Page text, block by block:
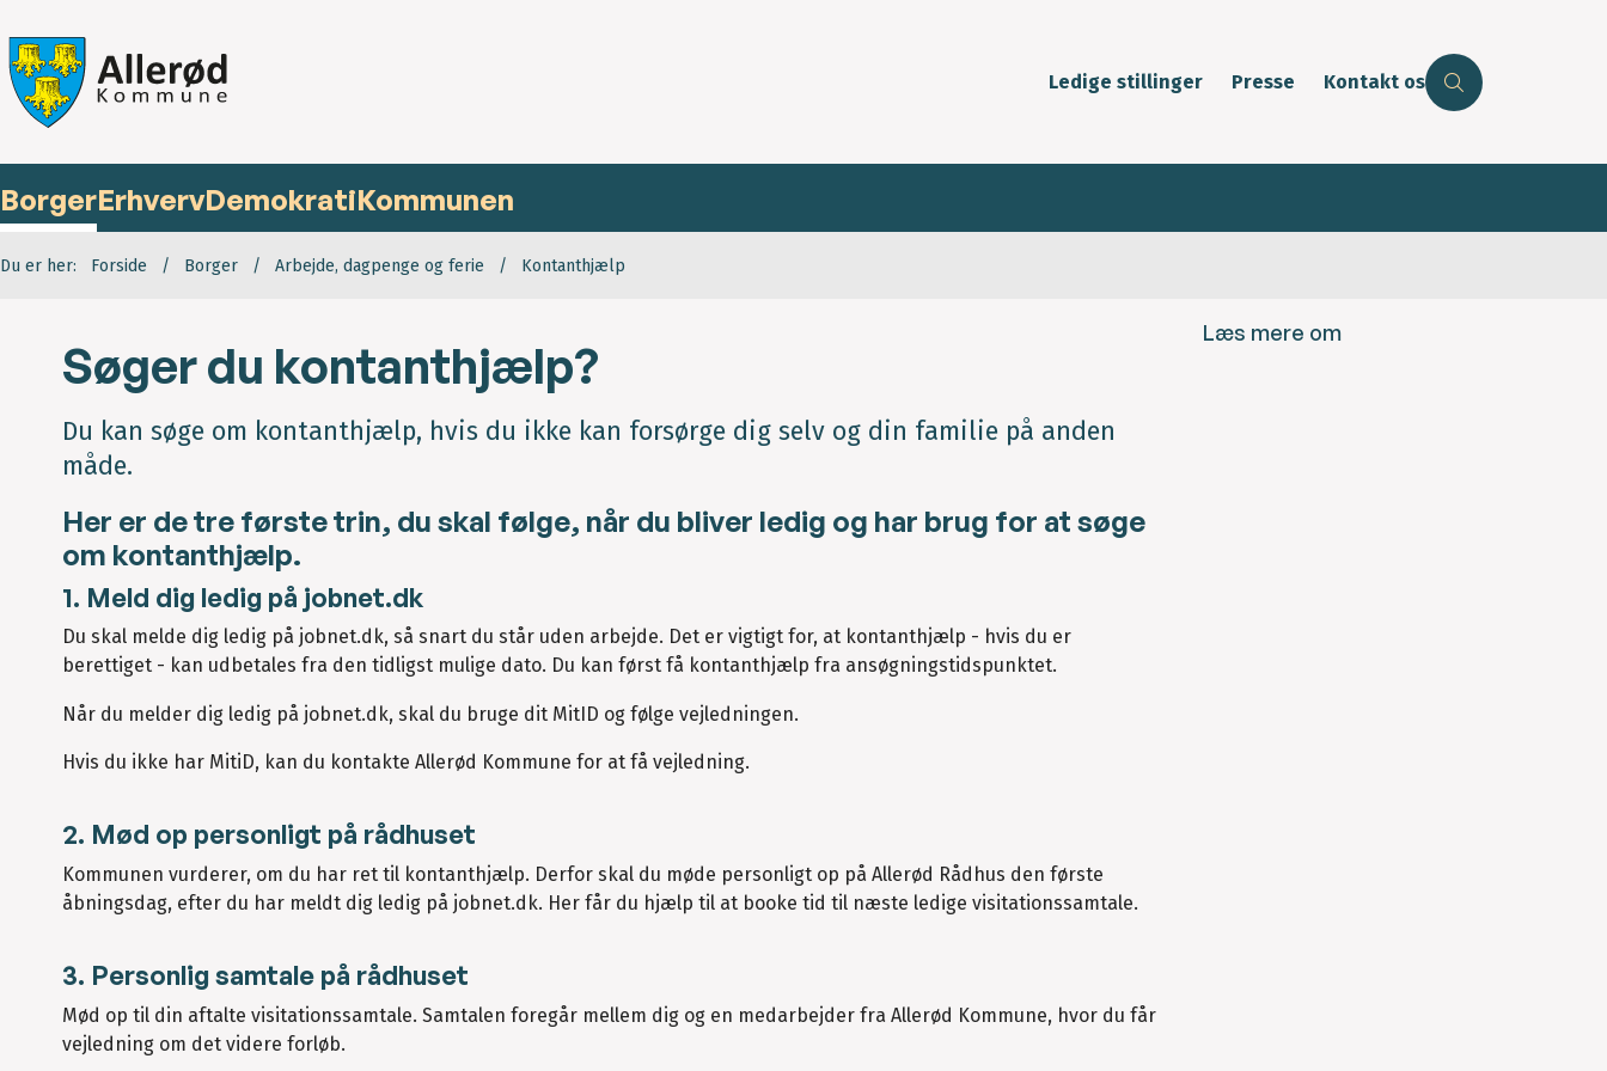
Ledige stillinger Presse Kontakt os
BorgerErhvervDemokratiKommunen
Du er her: Forside Borger Arbejde, dagpenge og ferie Kontanthjælp
Søger du kontanthjælp?
Du kan søge om kontanthjælp, hvis du ikke kan forsørge dig selv og din familie på anden
måde.
Her er de tre første trin, du skal følge, når du bliver ledig og har brug for at søge
om kontanthjælp.
1. Meld dig ledig på jobnet.dk
Du skal melde dig ledig på jobnet.dk, så snart du står uden arbejde. Det er vigtigt for, at kontanthjælp - hvis du er
berettiget - kan udbetales fra den tidligst mulige dato. Du kan først få kontanthjælp fra ansøgningstidspunktet.
Når du melder dig ledig på jobnet.dk, skal du bruge dit MitID og følge vejledningen.
Hvis du ikke har MitiD, kan du kontakte Allerød Kommune for at få vejledning.
2. Mød op personligt på rådhuset
Kommunen vurderer, om du har ret til kontanthjælp. Derfor skal du møde personligt op på Allerød Rådhus den første
åbningsdag, efter du har meldt dig ledig på jobnet.dk. Her får du hjælp til at booke tid til næste ledige visitationssamtale.
3. Personlig samtale på rådhuset
Mød op til din aftalte visitationssamtale. Samtalen foregår mellem dig og en medarbejder fra Allerød Kommune, hvor du får
vejledning om det videre forløb.
Læs mere om